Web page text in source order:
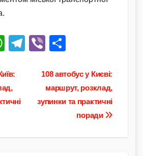
W
at
s
A
p
T
Vi
er ді
л
и
и
108 автобус у Києві:
маршрут, розклад,
зупинки та практичні
поради